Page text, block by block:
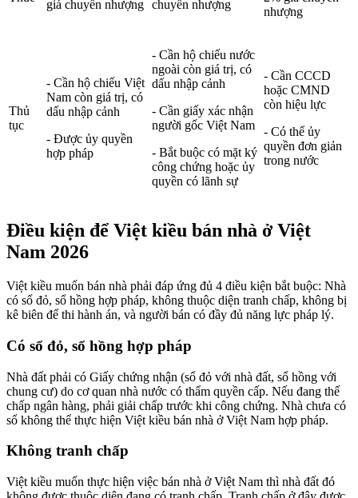
giá chuyển nhượng chuyển nhượng
nhượng
Thủ
tục
- Cần hộ chiếu Việt
Nam còn giá trị, có
dấu nhập cảnh
- Được ủy quyền
hợp pháp
- Cần hộ chiếu nước
ngoài còn giá trị, có
dấu nhập cảnh
- Cần giấy xác nhận
người gốc Việt Nam
- Bắt buộc có mặt ký
công chứng hoặc ủy
quyền có lãnh sự
- Cần CCCD
hoặc CMND
còn hiệu lực
- Có thể ủy
quyền đơn giản
trong nước
Điều kiện để Việt kiều bán nhà ở Việt
Nam 2026
Việt kiều muốn bán nhà phải đáp ứng đủ 4 điều kiện bắt buộc: Nhà
có sổ đỏ, sổ hồng hợp pháp, không thuộc diện tranh chấp, không bị
kê biên để thi hành án, và người bán có đầy đủ năng lực pháp lý.
Có sổ đỏ, sổ hồng hợp pháp
Nhà đất phải có Giấy chứng nhận (sổ đỏ với nhà đất, sổ hồng với
chung cư) do cơ quan nhà nước có thẩm quyền cấp. Nếu đang thế
chấp ngân hàng, phải giải chấp trước khi công chứng. Nhà chưa có
sổ không thể thực hiện Việt kiều bán nhà ở Việt Nam hợp pháp.
Không tranh chấp
Việt kiều muốn thực hiện việc bán nhà ở Việt Nam thì nhà đất đó